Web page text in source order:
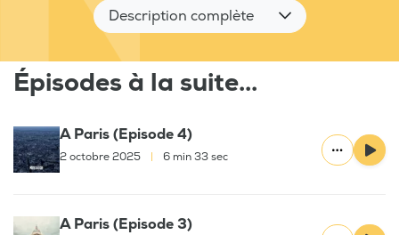
Description complète
Épisodes à la suite...
A Paris (Episode 4)
2 octobre 2025 6 min 33 sec
A Paris (Episode 3)